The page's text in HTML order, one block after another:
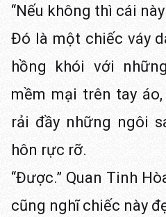
“Nếu không thì cái này
Đó là một chiếc váy
hồng khói với
mềm mại trên tay
rải đầy những ngôi
hôn rực rỡ.
“Được.” Quan Tinh
cũng nghĩ chiếc này